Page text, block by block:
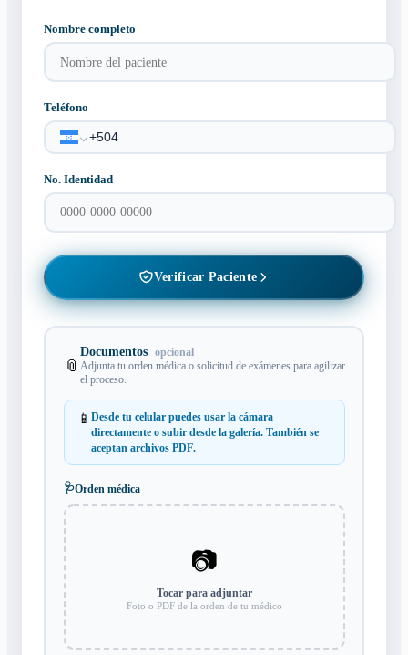
Nombre completo
Teléfono
No. Identidad
Verificar Paciente
📎
Documentos opcional
Adjunta tu orden médica o solicitud de exámenes para agilizar
el proceso.
📱 Desde tu celular puedes usar la cámara
directamenteo subir desde la galería. También se
aceptan archivos PDF.
🩺Orden médica
📷
Tocar para adjuntar
Foto o PDF de la orden de tu médico